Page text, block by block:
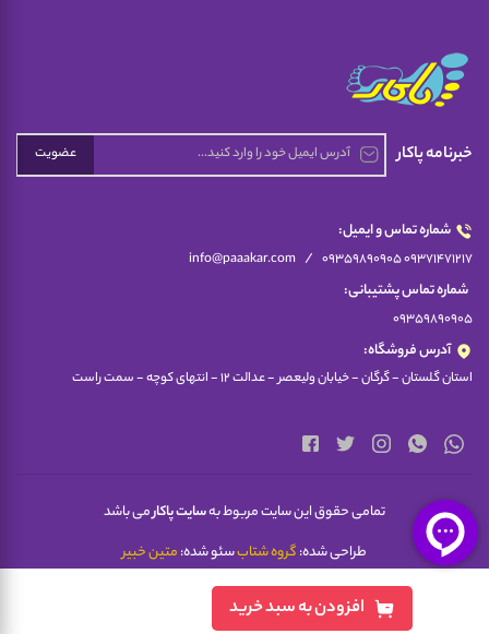
افزودن به سبد خرید
خبرنامه پاکار عضویت
شماره تماس و ایمیل:
info@paaakar.com / 09359890905 09371471217
شماره تماس پشتیبانی:
09359890905
آدرس فروشگاه:
استان گلستان - گرگان - خیابان ولیعصر - عدالت 12 - انتهای کوچه - سمت راست
تمامی حقوق این سایت مربوط بهسایت پاکارمی باشد
طراحی شده:گروه شتابسئو شده:متین خبیر